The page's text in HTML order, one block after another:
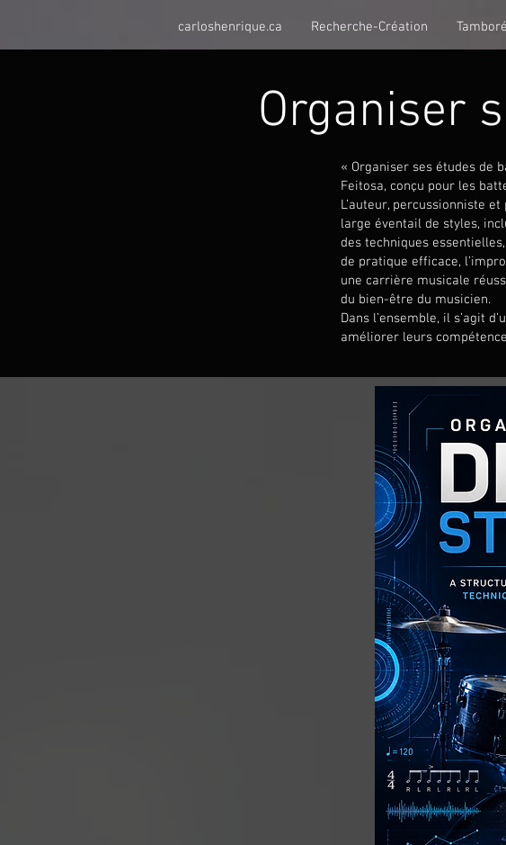
carloshenrique.ca Recherche-Création
Organiser
« Organiser ses études de
Feitosa, conçu pour les
L’auteur, percussionniste
large éventail de styles,
des techniques
de pratique efficace,
une carrière musicale
du bien-être du musicien.
Dans l’ensemble, il s’agit
améliorer leurs